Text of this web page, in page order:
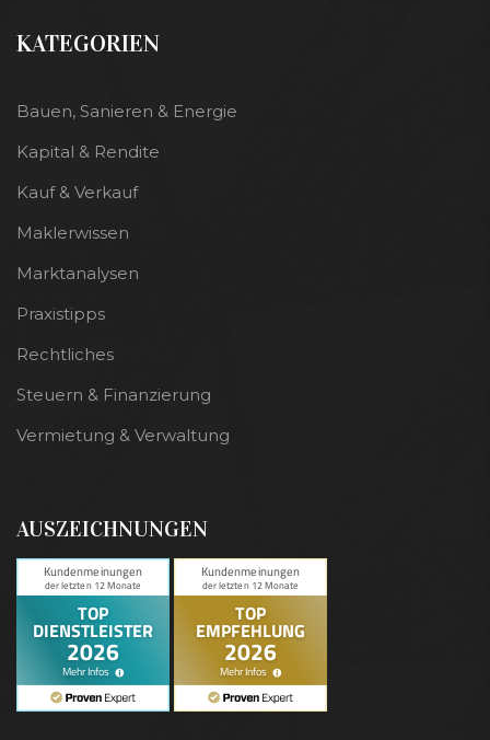
KATEGORIEN
Bauen, Sanieren & Energie
Kapital & Rendite
Kauf & Verkauf
Maklerwissen
Marktanalysen
Praxistipps
Rechtliches
Steuern & Finanzierung
Vermietung & Verwaltung
AUSZEICHNUNGEN